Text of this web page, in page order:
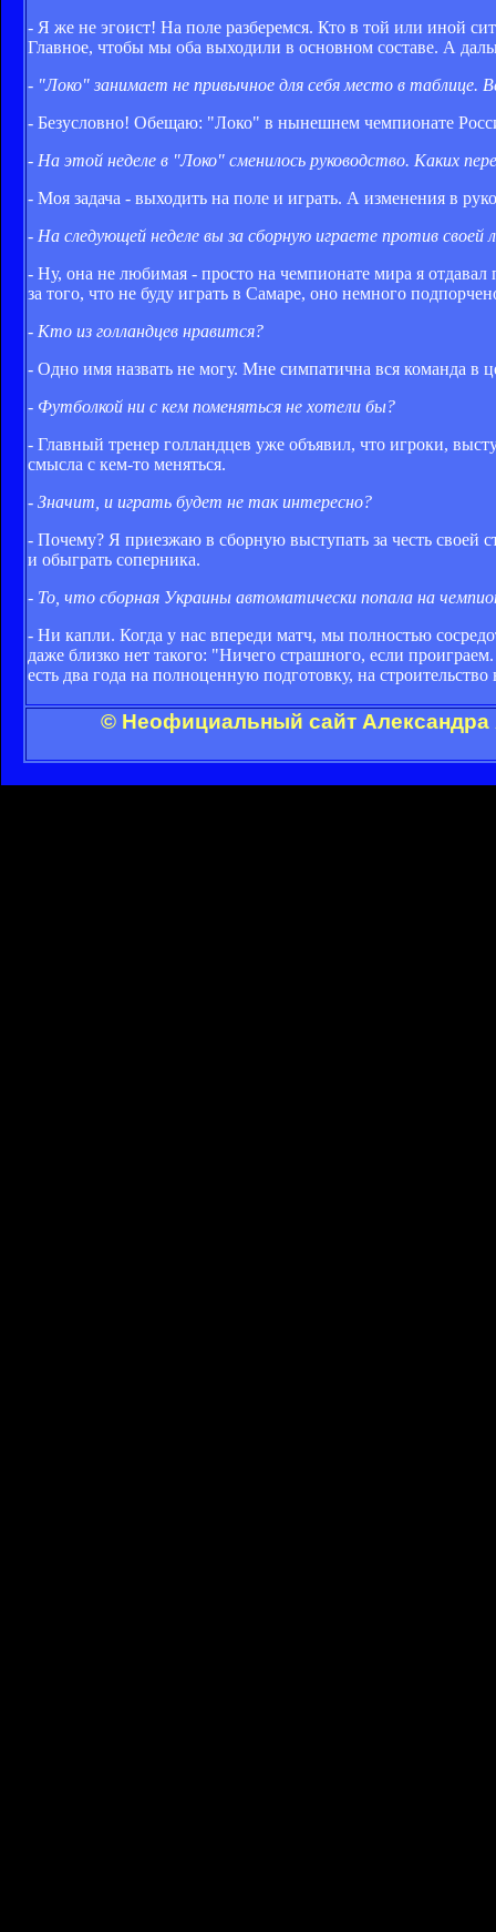
- Я же не эгоист! На поле разберемся. Кто в той или иной
Главное, чтобы мы оба выходили в основном составе. А
- "Локо" занимает не привычное для себя место в таблице.
- Безусловно! Обещаю: "Локо" в нынешнем чемпионате
- На этой неделе в "Локо" сменилось руководство. Каких
- Моя задача - выходить на поле и играть. А изменения в
- На следующей неделе вы за сборную играете против своей
- Ну, она не любимая - просто на чемпионате мира я
за того, что не буду играть в Самаре, оно немного
- Кто из голландцев нравится?
- Одно имя назвать не могу. Мне симпатична вся команда в
- Футболкой ни с кем поменяться не хотели бы?
- Главный тренер голландцев уже объявил, что игроки,
смысла с кем-то меняться.
- Значит, и играть будет не так интересно?
- Почему? Я приезжаю в сборную выступать за честь своей
и обыграть соперника.
- То, что сборная Украины автоматически попала на
- Ни капли. Когда у нас впереди матч, мы полностью
даже близко нет такого: "Ничего страшного, если
есть два года на полноценную подготовку, на
© Неофициальный сайт Александра